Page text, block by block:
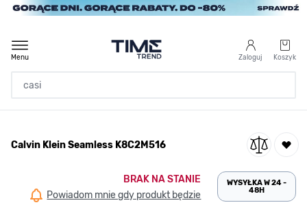
Przejdź do treści
Zaloguj Koszyk
Menu
/
Calvin Klein Seamless K8C2M516
Calvin Klein Seamless K8C2M516
BRAK NA STANIE
Powiadom mnie gdy produkt będzie
WYSYŁKA W 24 -
48H